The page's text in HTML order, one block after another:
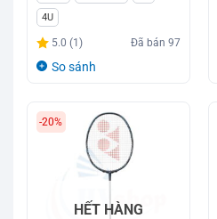
gốc
là:
3.590.000₫.
hiện
tại
là:
4U
5.0 (1) Đã bán97
So sánh
-20%
HẾT HÀNG